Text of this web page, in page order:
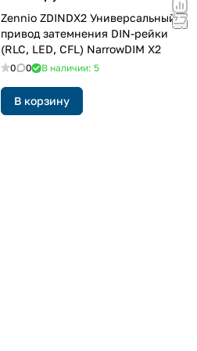
Zennio ZDINDX2 Универсальный
привод затемнения DIN-рейки
(RLC, LED, CFL) NarrowDIM X2
0 0 В наличии: 5
В корзину